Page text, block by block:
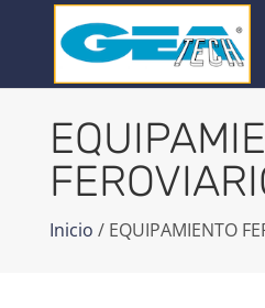
Inicio / EQUIPAMIENTO